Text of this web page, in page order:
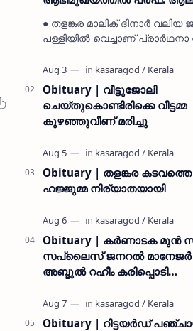
മുസ്ലിയാർ അനുസ്മരണം
● തളങ്കര മാലിക് ദിനാർ
പള്ളിയിൽ വെച്ചാണ്
ഉമർ മുസ്ലിയാർ പരിപാടിക്ക്
നൽകി കാസ…
Obituary | വീട്ടുജോലി
ചെയ്തുകൊണ്ടിരിക്കെ വീട്ടമ്മ
കുഴഞ്ഞുവീണ് മരിച്ചു
Obituary | തളങ്കര
ഹജ്ജുമ്മ നിര്യാതയായി
Obituary | കർണാടക മുൻ
സപ്ലൈസ് ജനറൽ മാനേജർ
അബ്ദുൽ റഹീം കരിപ്പൊടി
Obituary | റിട്ടയർഡ്